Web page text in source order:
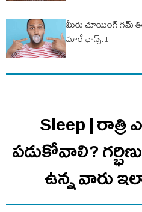
మీరు చూయింగ్ గ‌మ్
మారే ఛాన్స్‌..!
Sleep | రాత్రి
పడుకోవాలి?
ఉన్న వారు